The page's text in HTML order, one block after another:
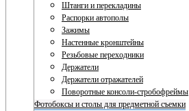
Штанги и перекладины
Распорки автополы
Зажимы
Настенные кронштейны
Резьбовые переходники
Держатели
Держатели отражателей
Поворотные консоли-стробофреймы
Фотобоксы и столы для предметной съемки